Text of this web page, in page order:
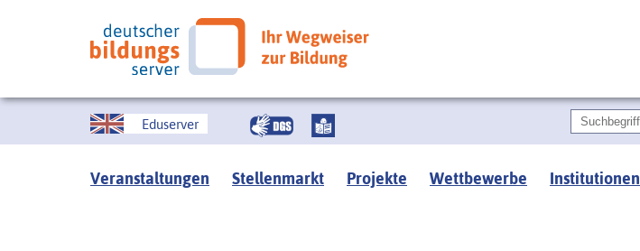
Eduserver
Veranstaltungen Stellenmarkt Projekte Wettbewerbe Institutionen